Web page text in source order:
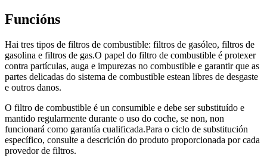
Funcións
Hai tres tipos de filtros de combustible: filtros de gasóleo, filtros de
gasolina e filtros de gas.O papel do filtro de combustible é protexer
contra partículas, auga e impurezas no combustible e garantir que as
partes delicadas do sistema de combustible estean libres de desgaste
e outros danos.
O filtro de combustible é un consumible e debe ser substituído e
mantido regularmente durante o uso do coche, se non, non
funcionará como garantía cualificada.Para o ciclo de substitución
específico, consulte a descrición do produto proporcionada por cada
provedor de filtros.